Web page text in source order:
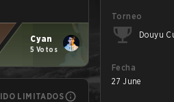
Cyan
5 Votos
LIMITADOS
Torneo
Douyu
Fecha
27 June